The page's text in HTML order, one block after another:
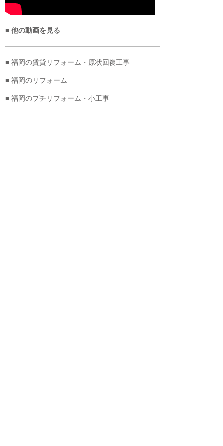
■ 他の動画を見る
■ 福岡の賃貸リフォーム・原状回復工事
■ 福岡のリフォーム
■ 福岡のプチリフォーム・小工事